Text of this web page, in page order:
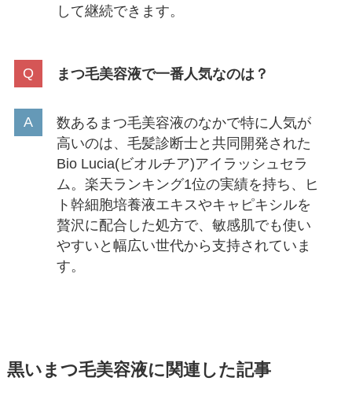
して継続できます。
まつ毛美容液で一番人気なのは？
数あるまつ毛美容液のなかで特に人気が
高いのは、毛髪診断士と共同開発された
Bio Lucia(ビオルチア)アイラッシュセラ
ム。楽天ランキング1位の実績を持ち、ヒ
ト幹細胞培養液エキスやキャピキシルを
贅沢に配合した処方で、敏感肌でも使い
やすいと幅広い世代から支持されていま
す。
黒いまつ毛美容液に関連した記事